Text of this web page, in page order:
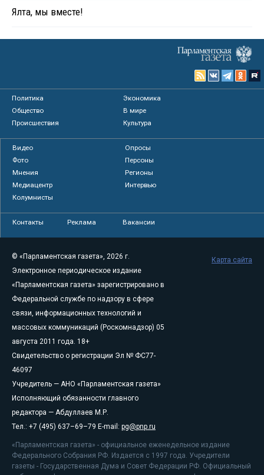
Ялта, мы вместе!
Политика
Экономика
Общество
В мире
Происшествия
Культура
Видео
Опросы
Фото
Персоны
Мнения
Регионы
Медиацентр
Интервью
Колумнисты
Контакты Реклама Вакансии
© «Парламентская газета», 2026 г.
Электронное периодическое издание
«Парламентская газета» зарегистрировано в
Федеральной службе по надзору в сфере
связи, информационных технологий и
массовых коммуникаций (Роскомнадзор) 05
августа 2011 года. 18+
Свидетельство о регистрации Эл № ФС77-
46097
Учредитель — АНО «Парламентская газета»
Исполняющий обязанности главного
редактора — Абдуллаев М.Р.
Тел.: +7 (495) 637–69–79 E-mail: pg@pnp.ru
«Парламентская газета» - официальное еженедельное издание
Федерального Собрания РФ. Издается с 1997 года. Учредители
газеты - Государственная Дума и Совет Федерации РФ. Официальный
Карта сайта